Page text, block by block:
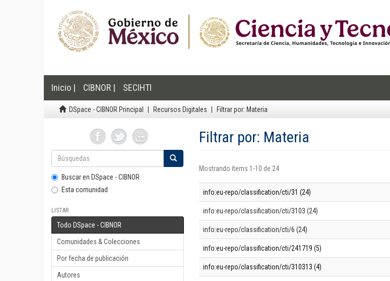
Inicio | CIBNOR | SECIHTI
DSpace - CIBNOR Principal Recursos Digitales Filtrar por: Materia
Buscar en DSpace - CIBNOR
Esta comunidad
LISTAR
Todo DSpace - CIBNOR
Comunidades & Colecciones
Por fecha de publicación
Autores
Filtrar por: Materia
Mostrando ítems 1-10 de 24
info:eu-repo/classification/cti/31 (24)
info:eu-repo/classification/cti/3103 (24)
info:eu-repo/classification/cti/6 (24)
info:eu-repo/classification/cti/241719 (5)
info:eu-repo/classification/cti/310313 (4)